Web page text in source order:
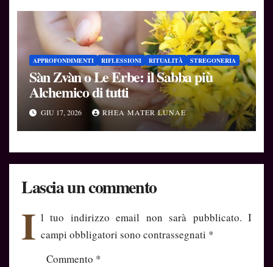
APPROFONDIMENTI RIFLESSIONI RITUALITÀ STREGONERIA
Sàn Zvàn o Le Erbe: il Sabba più
Alchemico di tutti
GIU 17, 2026 RHEA MATER LUNAE
Lascia un commento
I l tuo indirizzo email non sarà pubblicato. I
campi obbligatori sono contrassegnati *
Commento *